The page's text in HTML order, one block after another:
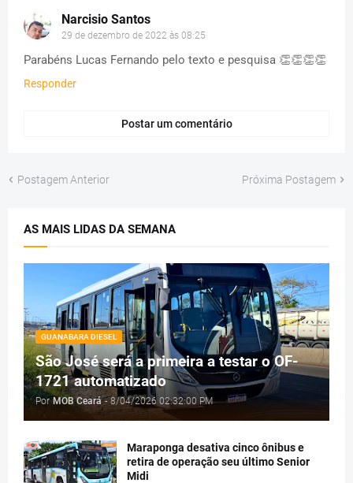
Narcisio Santos
29 de dezembro de 2022 às 08:25
Parabéns Lucas Fernando pelo texto e pesquisa 👏👏👏👏
Responder
Postar um comentário
Postagem Anterior Próxima Postagem
AS MAIS LIDAS DA SEMANA
GUANABARA DIESEL
São José será a primeira a testar o OF-
1721 automatizado
Por MOB Ceará - 8/04/2026 02:32:00 PM
Maraponga desativa cinco ônibus e
retira de operação seu último Senior
Midi